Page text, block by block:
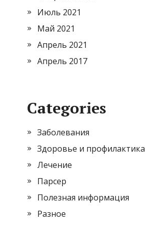
Июль 2021
Май 2021
Апрель 2021
Апрель 2017
Categories
Заболевания
Здоровье и профилактика
Лечение
Парсер
Полезная информация
Разное